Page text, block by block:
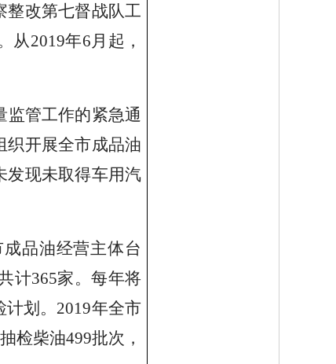
整改第七督战队工
从2019年6月起，
监管工作的紧急通
织开展全市成品油
发现未取得车用汽
品油经营主体台
计365家。每年将
划。2019年全市
检柴油499批次，